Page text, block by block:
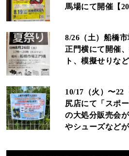
馬場にて開催【
8/26（土）船橋
正門横にて開催
ト、模擬せりなど
10/17（火）〜22
尻店にて「スポ
の大処分販売会
やシューズなど